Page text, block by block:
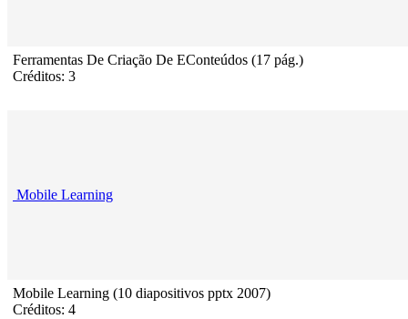
Ferramentas De Criação De EConteúdos (17 pág.)
Créditos: 3
Mobile Learning
Mobile Learning (10 diapositivos pptx 2007)
Créditos: 4